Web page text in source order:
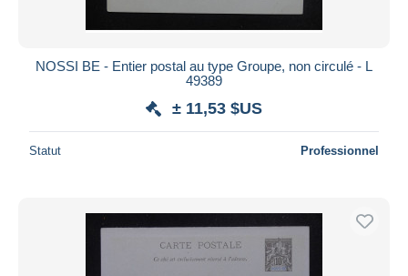
NOSSI BE - Entier postal au type Groupe, non circulé - L
49389
± 11,53 $US
Statut Professionnel